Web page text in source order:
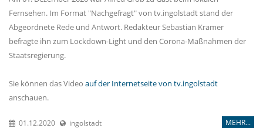
Fernsehen. Im Format "Nachgefragt" von tv.ingolstadt stand der
Abgeordnete Rede und Antwort. Redakteur Sebastian Kramer
befragte ihn zum Lockdown-Light und den Corona-Maßnahmen der
Staatsregierung.
Sie können das Video auf der Internetseite von tv.ingolstadt
anschauen.
01.12.2020 ingolstadt MEHR...